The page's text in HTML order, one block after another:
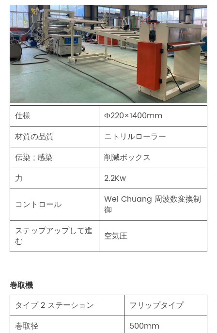
仕様
Ф220×1400mm
材質の品質
ニトリルローラー
伝染 ; 感染
削減ボックス
力
2.2Kw
コントロール
Wei Chuang 周波数変換制
御
ステップアップして進
む
空気圧
巻取機
タイプ 2 ステーション
フリップタイプ
巻取径
500mm